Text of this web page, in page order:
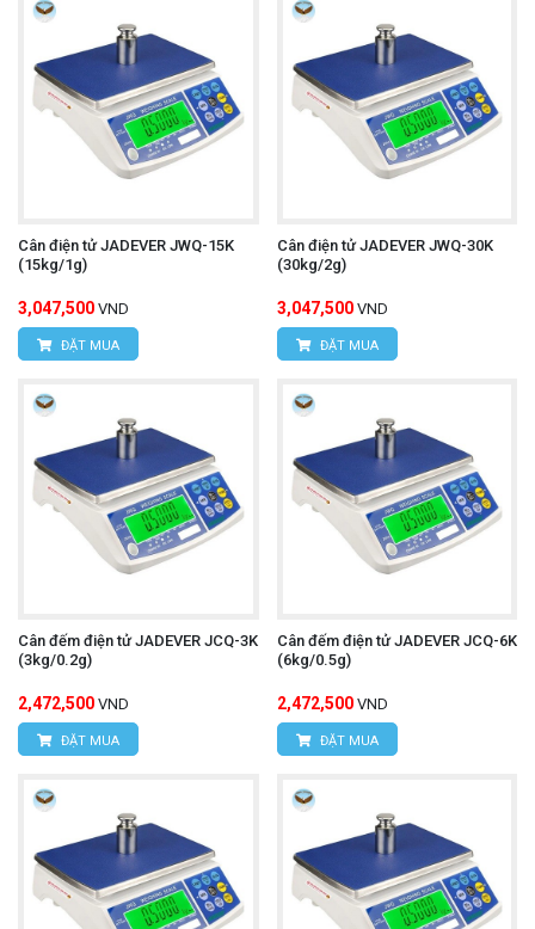
Cân điện tử JADEVER JWQ-15K
(15kg/1g)
3,047,500 VND
ĐẶT MUA
Cân điện tử JADEVER JWQ-30K
(30kg/2g)
3,047,500 VND
ĐẶT MUA
Cân đếm điện tử JADEVER JCQ-3K
(3kg/0.2g)
2,472,500 VND
ĐẶT MUA
Cân đếm điện tử JADEVER JCQ-6K
(6kg/0.5g)
2,472,500 VND
ĐẶT MUA